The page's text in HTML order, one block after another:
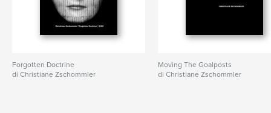
Forgotten Doctrine
di Christiane Zschommler
Moving The Goalposts
di Christiane Zschommler